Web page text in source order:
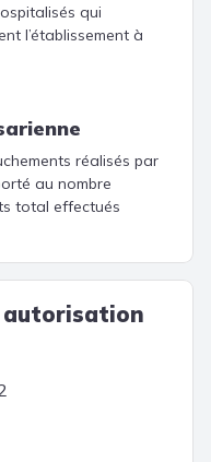
qui
l’établissement à
réalisés par
au nombre
total effectués
autorisation